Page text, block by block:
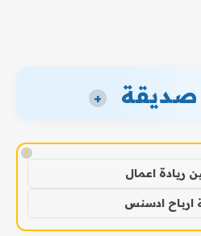
صديقة +
!
ريادة اعمال
ارباح ادسنس